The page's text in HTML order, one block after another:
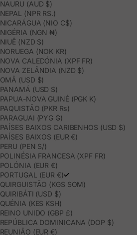
NAURU (AUD $)
NEPAL (NPR RS.)
NICARÁGUA (NIO C$)
NIGÉRIA (NGN ₦)
NIUÊ (NZD $)
NORUEGA (NOK KR)
NOVA CALEDÓNIA (XPF FR)
NOVA ZELÂNDIA (NZD $)
OMÃ (USD $)
PANAMÁ (USD $)
PAPUA-NOVA GUINÉ (PGK K)
PAQUISTÃO (PKR ₨)
PARAGUAI (PYG ₲)
PAÍSES BAIXOS CARIBENHOS (USD $)
PAÍSES BAIXOS (EUR €)
PERU (PEN S/)
POLINÉSIA FRANCESA (XPF FR)
POLÓNIA (EUR €)
PORTUGAL (EUR €)
QUIRGUISTÃO (KGS SOM)
QUIRIBÁTI (USD $)
QUÉNIA (KES KSH)
REINO UNIDO (GBP £)
REPÚBLICA DOMINICANA (DOP $)
REUNIÃO (EUR €)